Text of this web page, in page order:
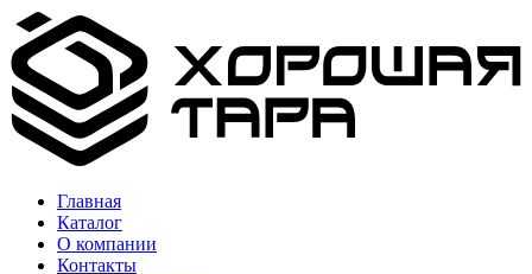
Главная
Каталог
О компании
Контакты